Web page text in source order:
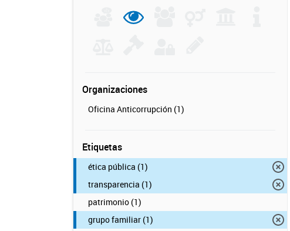
Organizaciones
Oficina Anticorrupción (1)
Etiquetas
ética pública (1)
transparencia (1)
patrimonio (1)
grupo familiar (1)